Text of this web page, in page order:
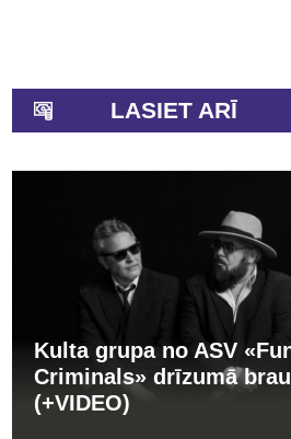
LASIET ARĪ
Kulta grupa no ASV
Criminals» drīzumā
(+VIDEO)